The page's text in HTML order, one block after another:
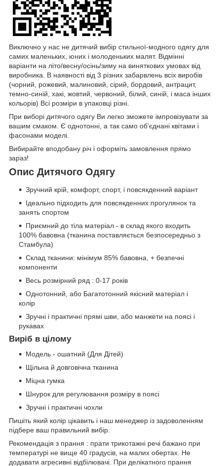
Виключно у нас не дитячий вибір стильної-модного одягу для
самих маленьких, юних і молоденьких малят. Відмінні
варіанти на літо/весну/осінь/зиму на виняткових умовах від
виробника. В наявності від 3 різних забарвлень всіх виробів
(чорний, рожевий, малиновий, сірий, бордовий, антрацит,
темно-синій, хакі, жовтий, червоний, білий, синій, і маса інших
кольорів) Всі розміри в упаковці різні.
При виборі дитячого одягу Ви легко зможете імпровізувати за
вашим смаком. Є однотонні, а так само об'єднані квітами і
фасонами моделі.
Вибирайте вподобану річ і оформіть замовлення прямо
зараз!
Опис Дитячого Одягу
Зручний крій, комфорт, спорт, і повсякденний варіант
Ідеально підходить для повсякденних прогулянок та
занять спортом
Приємний до тіла матеріал - в склад якого входить
100% бавовна (тканина поставляється безпосередньо з
Стамбула)
Склад тканини: мінімум 85% бавовна, + безпечні
компоненти
Весь розмірний ряд : 0-17 років
Однотонний, або Багатотонний якісний матеріал і
колір
Зручні і практичні прямі шви, або манжети на поясі і
рукавах
Виріб в цілому
Модель - ошатний (Для Дітей)
Щільна й довговічна тканина
Міцна гумка
Шнурок для регулювання розміру в поясі
Зручні і практичні чохли
Пишіть який колір цікавить і наш менеджер із задоволенням
підбере ваш правильний вибір.
Рекомендація з прання : прати трикотажні речі бажано при
температурі не вище 40 градусів, на малих обертах. Не
додавати агресивні відбілювачі. При делікатного прання